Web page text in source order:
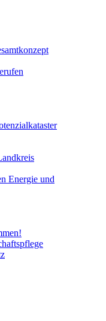
Energie und